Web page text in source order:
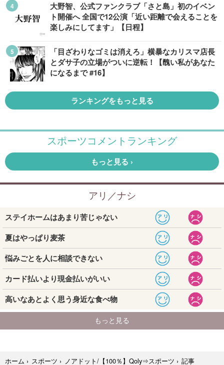
大野智、公式ファンクラブ「さと島」初のイベン
ト開催へ 全国で12公演「近い距離で会えることを
楽しみにしてます」【日程】
「目ざわりなゴミは消えろ」横暴なカリスマ店長
とダサ子の立場がついに逆転！【醜い私があなた
になるまで #16】
ランキングをもっと見る
ホーム › スポーツ › ノアドット/【100％】Qoly⇒スポーツ › 記事